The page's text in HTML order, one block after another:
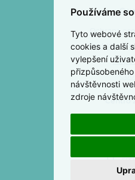
Používáme
Tyto webové
cookies a další
vylepšení
návštěvnosti
zdroje
O
Ochrana
Prohlášení
Mapa
Centro
OC
763 02 Zlín